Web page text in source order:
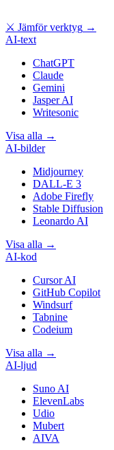
⚔ Jämför verktyg →
AI-text
ChatGPT
Claude
Gemini
Jasper AI
Writesonic
Visa alla →
AI-bilder
Midjourney
DALL-E 3
Adobe Firefly
Stable Diffusion
Leonardo AI
Visa alla →
AI-kod
Cursor AI
GitHub Copilot
Windsurf
Tabnine
Codeium
Visa alla →
AI-ljud
Suno AI
ElevenLabs
Udio
Mubert
AIVA